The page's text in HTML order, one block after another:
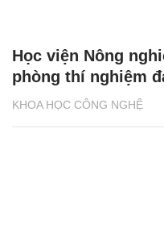
KHOA HỌC CÔNG NGHỆ
Học viện Nông
phòng thí nghiệm